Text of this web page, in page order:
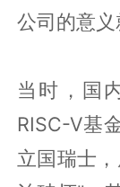
公司的意义
当时，国
RISC-V基
立国瑞士